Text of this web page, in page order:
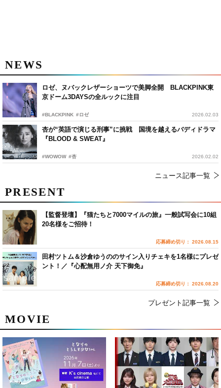
NEWS
ロゼ、ヌバックレザーショーツで美脚全開 BLACKPINK東
京ドーム3DAYSの全ルックに注目
#BLACKPINK #ロゼ 2026.02.03
杏が“英語で演じる刑事”に挑戦 国境を越えるバディドラマ
『BLOOD & SWEAT』
#WOWOW #杏 2026.02.02
ニュース記事一覧
MOVIE
PRESENT
【監督登壇】『猫たちと7000マイルの旅』一般試写会に10組
20名様をご招待！
応募締め切り： 2026.08.15
田村ツトム＆沙倉ゆうののサイン入りチェキを1名様にプレゼ
ント！／『心配無用ノ介 天下御免』
応募締め切り： 2026.08.20
プレゼント記事一覧